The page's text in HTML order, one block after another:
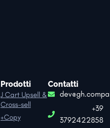
Prodotti
J Cart Upsell &
Cross-sell
+Copy
Contatti
+39
3792422858